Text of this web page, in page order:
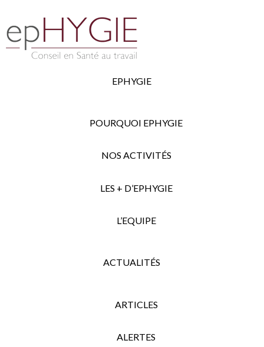
EPHYGIE
POURQUOI EPHYGIE
NOS ACTIVITÉS
LES + D’EPHYGIE
L’EQUIPE
ACTUALITÉS
ARTICLES
ALERTES